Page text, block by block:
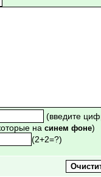
(введите
на синем фоне)
(2+2=?)